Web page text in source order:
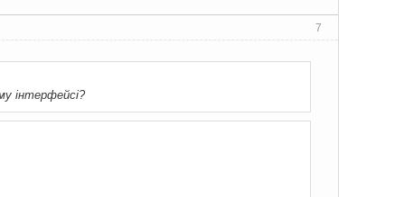
7
інтерфейсі?